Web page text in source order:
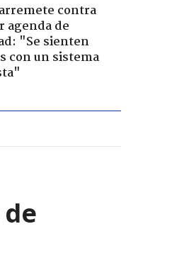
contra
agenda de
"Se sienten
con un sistema